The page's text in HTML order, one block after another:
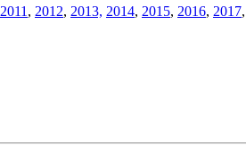
2011 , 2012, 2013, 2014, 2015, 2016, 2017